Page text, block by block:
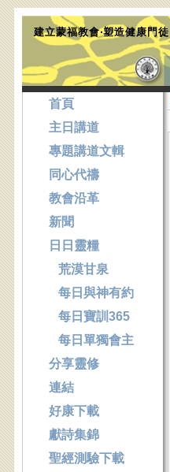
建立蒙福教會‧塑造健康門徒
首頁
主日講道
專題講道文輯
同心代禱
教會沿革
新聞
日日靈糧
荒漠甘泉
每日與神有約
每日寶訓365
每日單獨會主
分享靈修
連結
好康下載
獻詩集錦
聖經測驗下載